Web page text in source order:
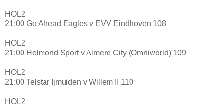
HOL2
21:00 Go Ahead Eagles v EVV Eindhoven 108
HOL2
21:00 Helmond Sport v Almere City (Omniworld) 109
HOL2
21:00 Telstar Ijmuiden v Willem II 110
HOL2